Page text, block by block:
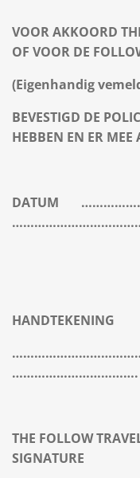
VOOR AKKOORD
OF VOOR DE
(Eigenhandig
BEVESTIGD DE
HEBBEN EN ER
DATUM
HANDTEKENING
…………………………….
THE FOLLOW
SIGNATURE